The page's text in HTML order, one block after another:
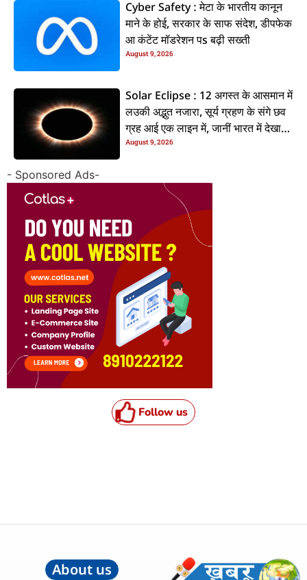
Cyber Safety : मेटा के भारतीय कानून
माने के होई, सरकार के साफ संदेश, डीपफेक
आ कंटेंट मॉडरेशन पs बढ़ी सख्ती
August 9, 2026
Solar Eclipse : 12 अगस्त के आसमान में
लउकी अद्भुत नजारा, सूर्य ग्रहण के संगे छव
ग्रह आई एक लाइन में, जानीं भारत में देखाई
दी कि ना?
August 9, 2026
- Sponsored Ads-
Follow us
About us